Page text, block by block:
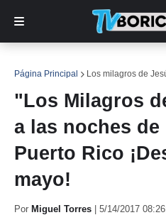
Página Principal Los milagros de
"Los Milagros
a las noches
Puerto Rico
mayo!
Por Miguel Torres 5/14/2017